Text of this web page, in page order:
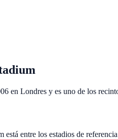
en Londres y es uno de los
entre los estadios de